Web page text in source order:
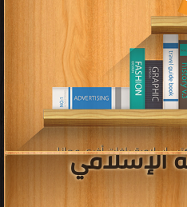
الشيخ
ومناظرات الشيخ أحمد ديدات مجانا